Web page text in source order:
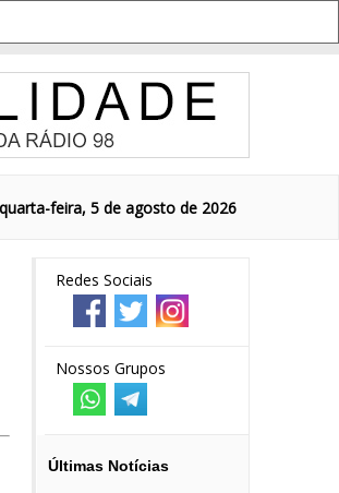
feira, 5 de agosto de 2026
Redes Sociais
Nossos Grupos
Últimas Notícias